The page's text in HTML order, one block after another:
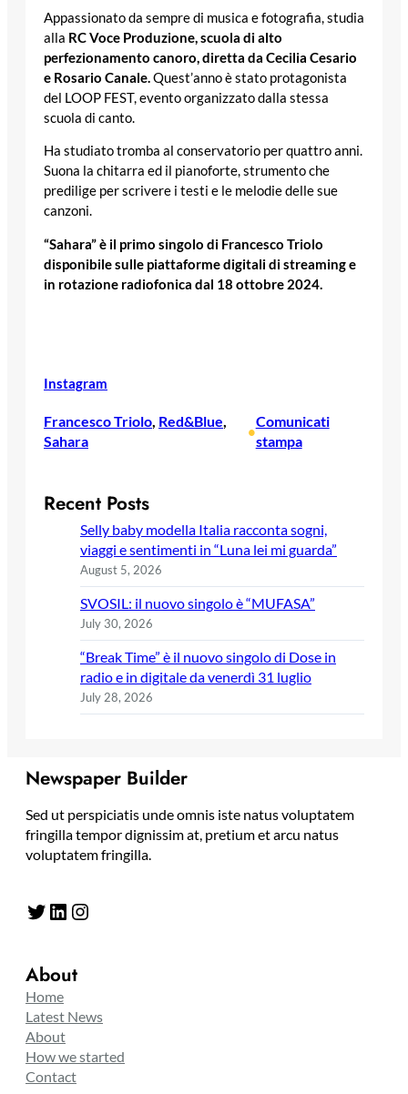
Appassionato da sempre di musica e fotografia, studia
alla RC Voce Produzione, scuola di alto
perfezionamento canoro, diretta da Cecilia Cesario
e Rosario Canale.Quest’anno è stato protagonista
del LOOP FEST, evento organizzato dalla stessa
scuola di canto.
Ha studiato tromba al conservatorio per quattro anni.
Suona la chitarra ed il pianoforte, strumento che
predilige per scrivere i testi e le melodie delle sue
canzoni.
“Sahara” è il primo singolo di Francesco Triolo
disponibile sulle piattaforme digitali di streaming e
in rotazione radiofonica dal 18 ottobre 2024.
Instagram
Francesco Triolo, Red&Blue
Sahara
•
Comunicati
stampa
Recent Posts
Selly baby modella Italia racconta sogni,
viaggi e sentimenti in “Luna lei mi guarda”
August 5, 2026
SVOSIL: il nuovo singolo è “MUFASA”
July 30, 2026
“Break Time” è il nuovo singolo di Dose in
radio e in digitale da venerdì 31 luglio
July 28, 2026
Newspaper Builder
Sed ut perspiciatis unde omnis iste natus voluptatem
fringilla tempor dignissim at, pretium et arcu natus
voluptatem fringilla.
Twitter LinkedIn Instagram
About
Home
Latest News
About
How we started
Contact